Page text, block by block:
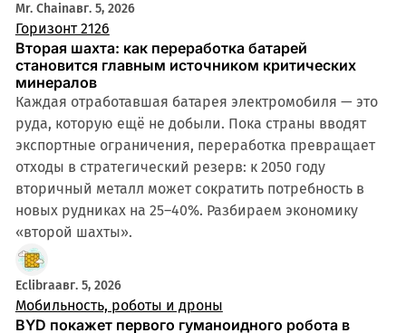
Mr. Chainавг. 5, 2026
Горизонт 2126
Вторая шахта: как переработка батарей
становится главным источником критических
минералов
Каждая отработавшая батарея электромобиля — это
руда, которую ещё не добыли. Пока страны вводят
экспортные ограничения, переработка превращает
отходы в стратегический резерв: к 2050 году
вторичный металл может сократить потребность в
новых рудниках на 25–40%. Разбираем экономику
«второй шахты».
Eclibraавг. 5, 2026
Мобильность, роботы и дроны
BYD покажет первого гуманоидного робота в